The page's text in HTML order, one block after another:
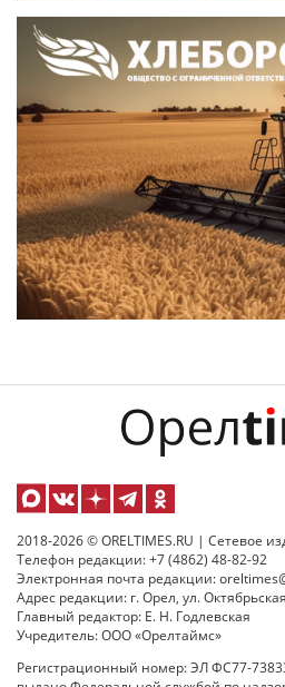
2018-2026 © ORELTIMES.RU | Сетевое
Телефон редакции: +7 (4862) 48-82-92
Электронная почта редакции:
Адрес редакции: г. Орел, ул.
Главный редактор: Е. Н. Годлевская
Учредитель: ООО «Орелтаймс»
Регистрационный номер: ЭЛ ФС77-